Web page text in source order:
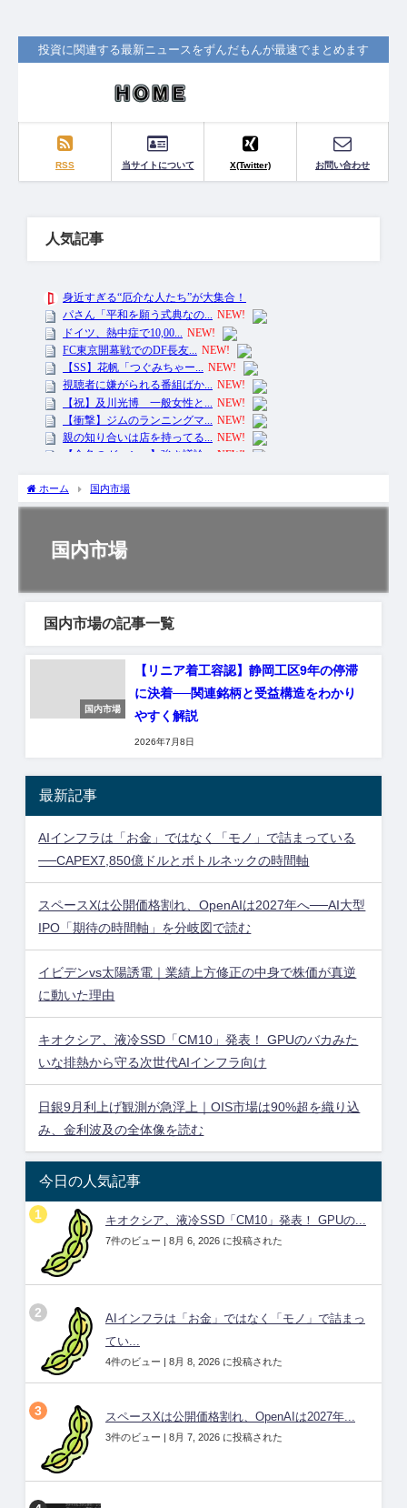
投資に関連する最新ニュースをずんだもんが最速でまとめます
RSS 当サイトについて X(Twitter) お問い合わせ
人気記事
ホーム 国内市場
国内市場
国内市場の記事一覧
国内市場
【リニア着工容認】静岡工区9年の停滞
に決着──関連銘柄と受益構造をわかり
やすく解説
2026年7月8日
最新記事
AIインフラは「お金」ではなく「モノ」で詰まっている
──CAPEX7,850億ドルとボトルネックの時間軸
スペースXは公開価格割れ、OpenAIは2027年へ──AI大型
IPO「期待の時間軸」を分岐図で読む
イビデンvs太陽誘電｜業績上方修正の中身で株価が真逆
に動いた理由
キオクシア、液冷SSD「CM10」発表！ GPUのバカみた
いな排熱から守る次世代AIインフラ向け
日銀9月利上げ観測が急浮上｜OIS市場は90%超を織り込
み、金利波及の全体像を読む
今日の人気記事
キオクシア、液冷SSD「CM10」発表！ GPUの...
7件のビュー | 8月 6, 2026 に投稿された
AIインフラは「お金」ではなく「モノ」で詰まっ
てい...
4件のビュー | 8月 8, 2026 に投稿された
スペースXは公開価格割れ、OpenAIは2027年...
3件のビュー | 8月 7, 2026 に投稿された